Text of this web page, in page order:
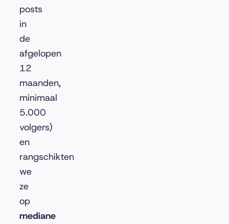
posts
in
de
afgelopen
12
maanden,
minimaal
5.000
volgers)
en
rangschikten
we
ze
op
mediane